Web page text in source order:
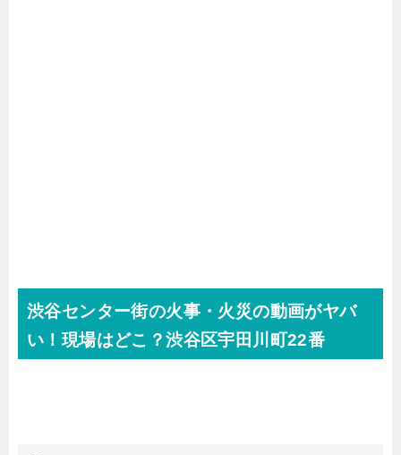
渋谷センター街の火事・火災の動画がヤバ
い！現場はどこ？渋谷区宇田川町22番